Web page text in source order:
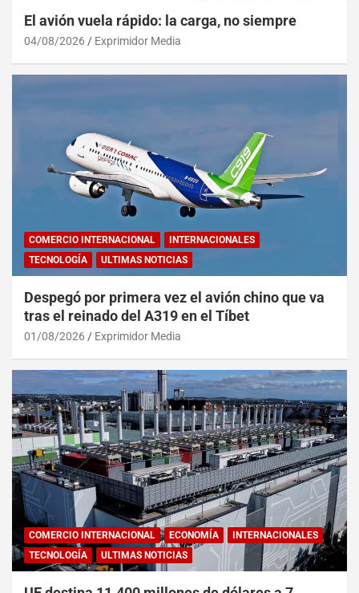
El avión vuela rápido: la carga, no siempre
04/08/2026 Exprimidor Media
COMERCIO INTERNACIONAL
INTERNACIONALES
TECNOLOGÍA
ULTIMAS NOTICIAS
Despegó por primera vez el avión chino que va
tras el reinado del A319 en el Tíbet
01/08/2026 Exprimidor Media
COMERCIO INTERNACIONAL ECONOMÍA
INTERNACIONALES
TECNOLOGÍA
ULTIMAS NOTICIAS